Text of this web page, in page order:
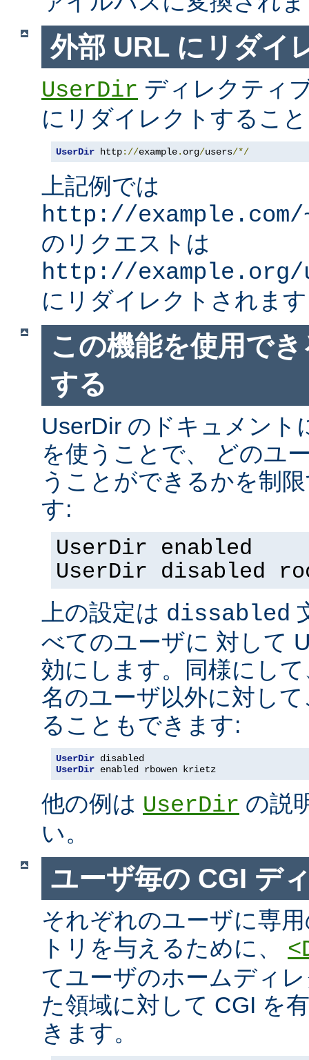
外部 URL にリダイ
UserDir ディレクティ
にリダイレクトするこ
UserDir http://example. org/users/*/
上記例では
http://example.com/
のリクエストは
http://example.org/
にリダイレクトされま
この機能を使用で
する
UserDir のドキュメント
を使うことで、 どのユ
うことができるかを制
す:
UserDir enabled
UserDir disabled
上の設定は dissabled
べてのユーザに 対して
効にします。同様にし
名のユーザ以外に対し
ることもできます:
UserDir disabled
UserDir enabled rbowen krietz
他の例は UserDir の説
い。
ユーザ毎の CGI デ
それぞれのユーザに専
トリを与えるために、
てユーザのホームディ
た領域に対して CGI を
きます。